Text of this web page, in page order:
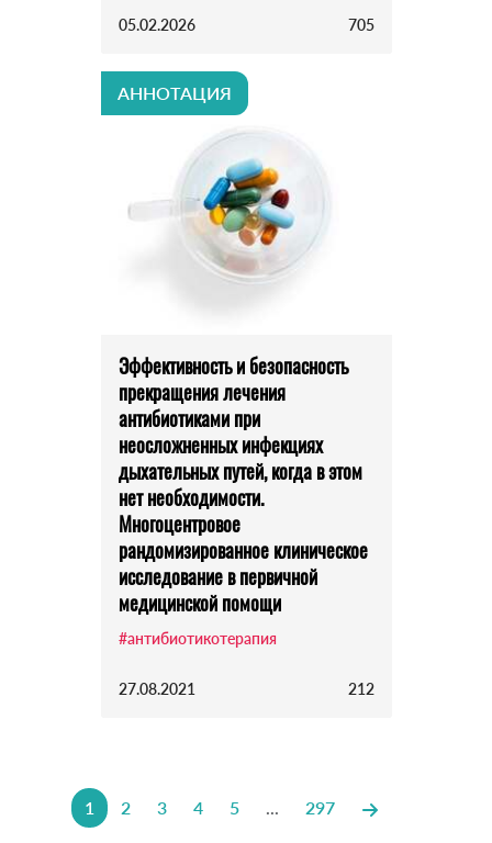
05.02.2026 705
АННОТАЦИЯ
Эффективность и безопасность
прекращения лечения
антибиотиками при
неосложненных инфекциях
дыхательных путей, когда в этом
нет необходимости.
Многоцентровое
рандомизированное клиническое
исследование в первичной
медицинской помощи
#антибиотикотерапия
27.08.2021 212
1 2 3 4 5 ... 297